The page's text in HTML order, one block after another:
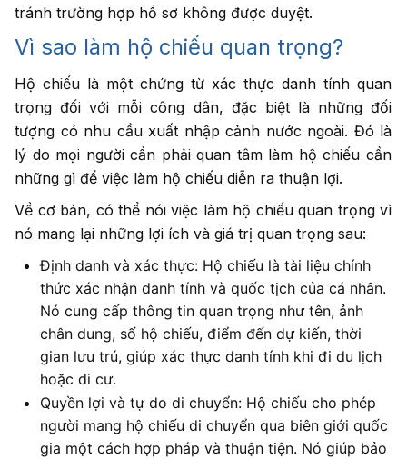
tránh trường hợp hồ sơ không được duyệt.
Vì sao làm hộ chiếu quan trọng?
Hộ chiếu là một chứng từ xác thực danh tính quan
trọng đối với mỗi công dân, đặc biệt là những đối
tượng có nhu cầu xuất nhập cảnh nước ngoài. Đó là
lý do mọi người cần phải quan tâm làm hộ chiếu cần
những gì để việc làm hộ chiếu diễn ra thuận lợi.
Về cơ bản, có thể nói việc làm hộ chiếu quan trọng vì
nó mang lại những lợi ích và giá trị quan trọng sau:
Định danh và xác thực: Hộ chiếu là tài liệu chính
thức xác nhận danh tính và quốc tịch của cá nhân.
Nó cung cấp thông tin quan trọng như tên, ảnh
chân dung, số hộ chiếu, điểm đến dự kiến, thời
gian lưu trú, giúp xác thực danh tính khi đi du lịch
hoặc di cư.
Quyền lợi và tự do di chuyển: Hộ chiếu cho phép
người mang hộ chiếu di chuyển qua biên giới quốc
gia một cách hợp pháp và thuận tiện. Nó giúp bảo